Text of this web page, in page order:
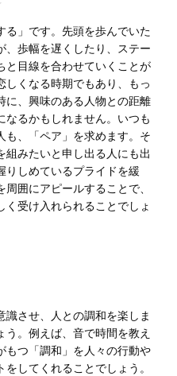
」です。先頭を歩んでいた
、歩幅を遅くしたり、ステー
と目線を合わせていくことが
くなる時期でもあり、もっ
に、興味のある人物との距離
るかもしれません。いつも
も、「ペア」を求めます。そ
組みたいと申し出る人にも出
りしめているプライドを緩
囲にアピールすることで、
受け入れられることでしょ
させ、人との調和を楽しま
。例えば、音で時間を教え
もつ「調和」を人々の行動や
してくれることでしょう。